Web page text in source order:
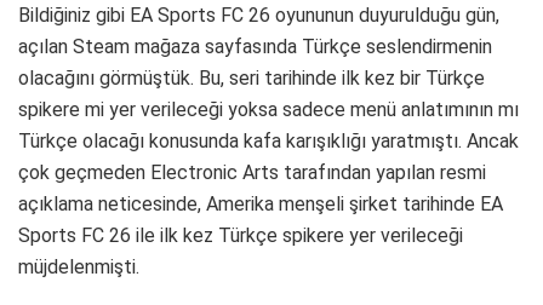
Bildiğiniz gibi EA Sports FC 26 oyununun duyurulduğu gün,
açılan Steam mağaza sayfasında Türkçe seslendirmenin
olacağını görmüştük. Bu, seri tarihinde ilk kez bir Türkçe
spikere mi yer verileceği yoksa sadece menü anlatımının mı
Türkçe olacağı konusunda kafa karışıklığı yaratmıştı. Ancak
çok geçmeden Electronic Arts tarafından yapılan resmi
açıklama neticesinde, Amerika menşeli şirket tarihinde EA
Sports FC 26 ile ilk kez Türkçe spikere yer verileceği
müjdelenmişti.